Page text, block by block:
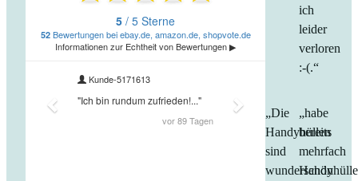
ich
leider
verloren
:-(.“
„Die
Handyhüllen
sind
wunderschön
„habe
bereits
mehrfach